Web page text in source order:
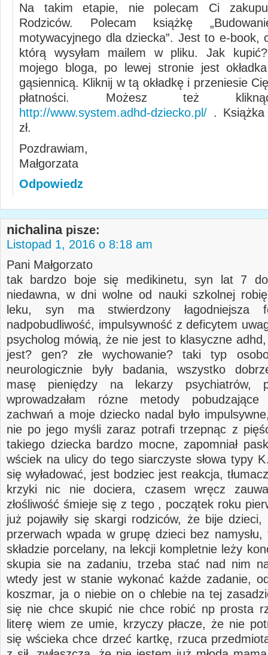
Na takim etapie, nie polecam Ci
Rodziców. Polecam książkę
motywacyjnego dla dziecka”. Jest to e-book,
którą wysyłam mailem w pliku. Jak
mojego bloga, po lewej stronie jest
gąsiennicą. Kliknij w tą okładkę i przeniesie
płatności. Możesz też
http://www.system.adhd-dziecko.pl/ .
zł.
Pozdrawiam,
Małgorzata
Odpowiedz
nichalina pisze:
Listopad 1, 2016 o 8:18 am
Pani Małgorzato
tak bardzo boje się medikinetu, syn lat 7
niedawna, w dni wolne od nauki szkolnej
leku, syn ma stwierdzony łagodniejsza
nadpobudliwość, impulsywność z deficytem
psycholog mówią, że nie jest to klasyczne
jest? gen? złe wychowanie? taki typ
neurologicznie były badania, wszystko
masę pieniędzy na lekarzy psychiatrów,
wprowadzałam rózne metody
zachwań a moje dziecko nadal było
nie po jego myśli zaraz potrafi trzepnąc z
takiego dziecka bardzo mocne, zapomniał
wściek na ulicy do tego siarczyste słowa typy
się wyładować, jest bodziec jest reakcja,
krzyki nic nie dociera, czasem wręcz
złośliwość śmieje się z tego , początek roku
już pojawiły się skargi rodziców, że bije dzieci,
przerwach wpada w grupę dzieci bez namysłu,
składzie porcelany, na lekcji kompletnie leży
skupia sie na zadaniu, trzeba stać nad nim
wtedy jest w stanie wykonać każde zadanie,
koszmar, ja o niebie on o chlebie na tej
się nie chce skupić nie chce robić np prosta
literę wiem ze umie, krzyczy płacze, że nie
się wścieka chce drzeć kartkę, rzuca